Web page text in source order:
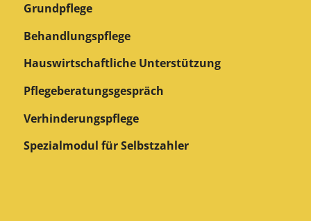
Grundpflege
Behandlungspflege
Hauswirtschaftliche Unterstützung
Pflegeberatungs­gespräch
Verhinderungspflege
Spezialmodul für Selbstzahler